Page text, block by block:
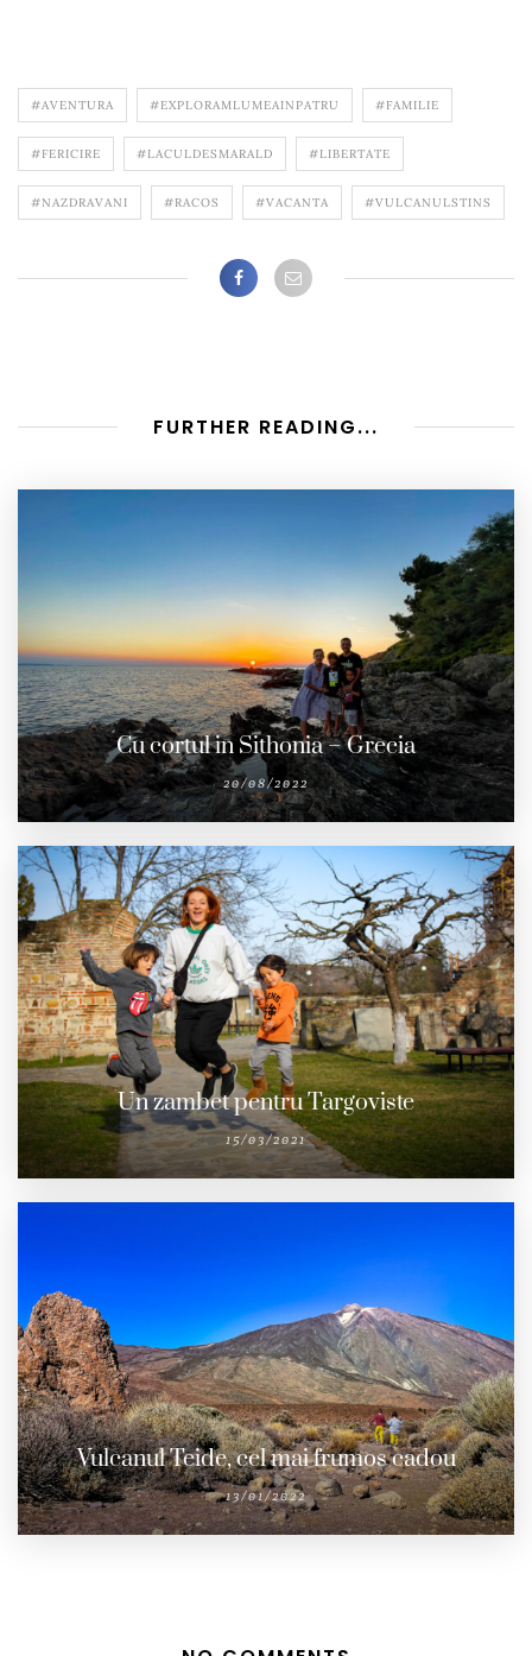
#AVENTURA #EXPLORAMLUMEAINPATRU #FAMILIE
#FERICIRE #LACULDESMARALD #LIBERTATE
#NAZDRAVANI #RACOS #VACANTA #VULCANULSTINS
FURTHER READING...
Cu cortul in Sithonia – Grecia
20/08/2022
Un zambet pentru Targoviste
15/03/2021
Vulcanul Teide, cel mai frumos cadou
13/01/2022